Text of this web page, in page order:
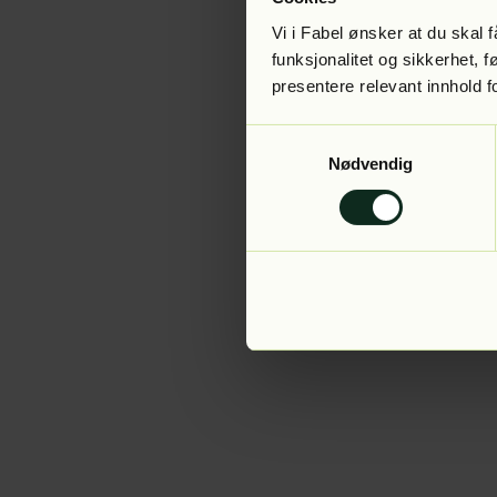
Vi i Fabel ønsker at du skal
funksjonalitet og sikkerhet,
presentere relevant innhold
Nødvendig
Application